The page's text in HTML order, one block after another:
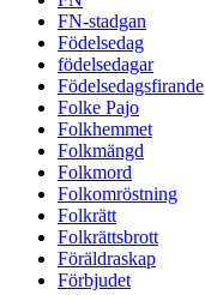
FN-stadgan
Födelsedag
födelsedagar
Födelsedagsfirande
Folke Pajo
Folkhemmet
Folkmängd
Folkmord
Folkomröstning
Folkrätt
Folkrättsbrott
Föräldraskap
Förbjudet